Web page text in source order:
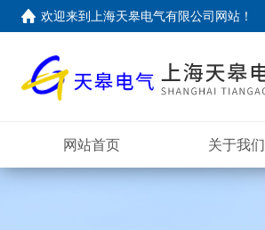
欢迎来到上海天皋电气有限公司网站！
网站首页 关于我们